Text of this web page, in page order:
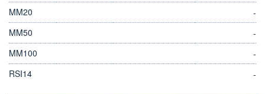
MM20
-
MM50
-
MM100
-
RSI14
-